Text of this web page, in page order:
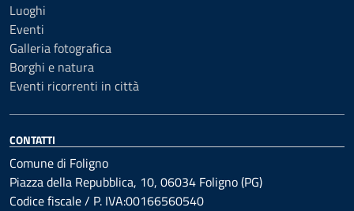
Luoghi
Eventi
Galleria fotografica
Borghi e natura
Eventi ricorrenti in città
CONTATTI
Comune di Foligno
Piazza della Repubblica, 10, 06034 Foligno (PG)
Codice fiscale / P. IVA:00166560540